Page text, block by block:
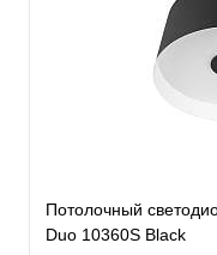
Потолочный
Duo 10360S Black